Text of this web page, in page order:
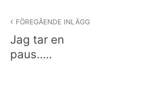
FÖREGÅENDE INLÄGG
Jag tar en
paus…..